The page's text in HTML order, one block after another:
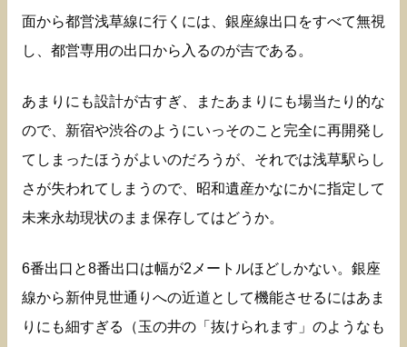
面から都営浅草線に行くには、銀座線出口をすべて無視
し、都営専用の出口から入るのが吉である。
あまりにも設計が古すぎ、またあまりにも場当たり的な
ので、新宿や渋谷のようにいっそのこと完全に再開発し
てしまったほうがよいのだろうが、それでは浅草駅らし
さが失われてしまうので、昭和遺産かなにかに指定して
未来永劫現状のまま保存してはどうか。
6番出口と8番出口は幅が2メートルほどしかない。銀座
線から新仲見世通りへの近道として機能させるにはあま
りにも細すぎる（玉の井の「抜けられます」のようなも